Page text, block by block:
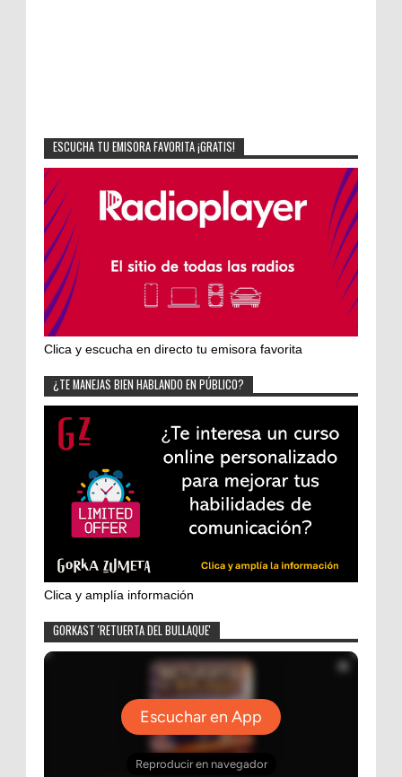
ESCUCHA TU EMISORA FAVORITA ¡GRATIS!
Clica y escucha en directo tu emisora favorita
¿TE MANEJAS BIEN HABLANDO EN PÚBLICO?
Clica y amplía información
GORKAST 'RETUERTA DEL BULLAQUE'